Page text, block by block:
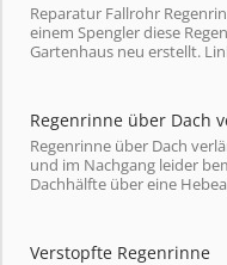
Reparatur Fallrohr
einem Spengler diese
Gartenhaus neu erstellt.
Regenrinne über Dach
Regenrinne über Dach
und im Nachgang leider
Dachhälfte über eine
Verstopfte Regenrinne